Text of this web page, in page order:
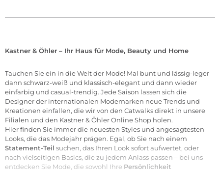
Kastner & Öhler – Ihr Haus für Mode, Beauty und Home
Tauchen Sie ein in die Welt der Mode! Mal bunt und lässig-leger
dann schwarz-weiß und klassisch-elegant und dann wieder
einfarbig und casual-trendig. Jede Saison lassen sich die
Designer der internationalen Modemarken neue Trends und
Kreationen einfallen, die wir von den Catwalks direkt in unsere
Filialen und den Kastner & Öhler Online Shop holen.
Hier finden Sie immer die neuesten Styles und angesagtesten
Looks, die das Modejahr prägen. Egal, ob Sie nach einem
Statement-Teil suchen, das Ihren Look sofort aufwertet, oder
nach vielseitigen Basics, die zu jedem Anlass passen – bei uns
entdecken Sie Mode, die sowohl Ihre Persönlichkeit